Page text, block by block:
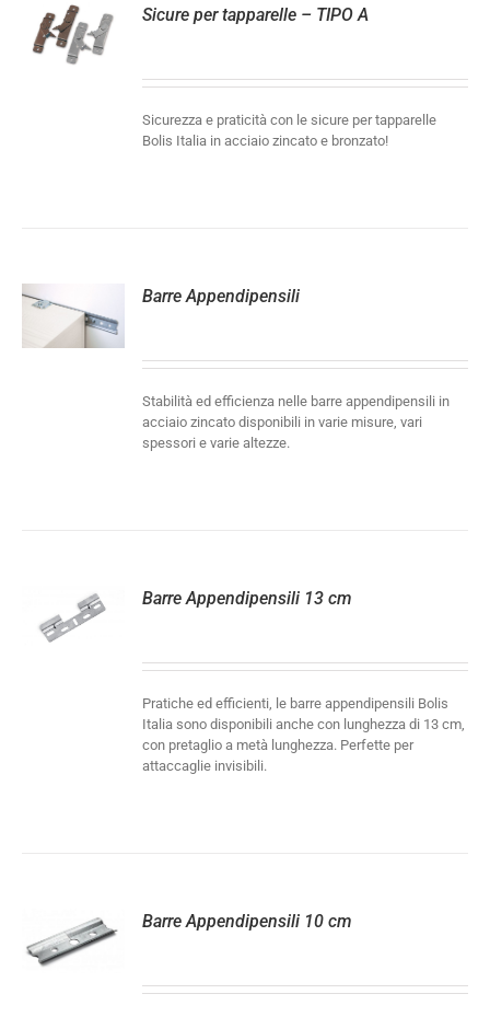
Sicure per tapparelle – TIPO A
Sicurezza e praticità con le sicure per tapparelle
Bolis Italia in acciaio zincato e bronzato!
Barre Appendipensili
Stabilità ed efficienza nelle barre appendipensili in
acciaio zincato disponibili in varie misure, vari
spessori e varie altezze.
Barre Appendipensili 13 cm
Pratiche ed efficienti, le barre appendipensili Bolis
Italia sono disponibili anche con lunghezza di 13 cm,
con pretaglio a metà lunghezza. Perfette per
attaccaglie invisibili.
Barre Appendipensili 10 cm